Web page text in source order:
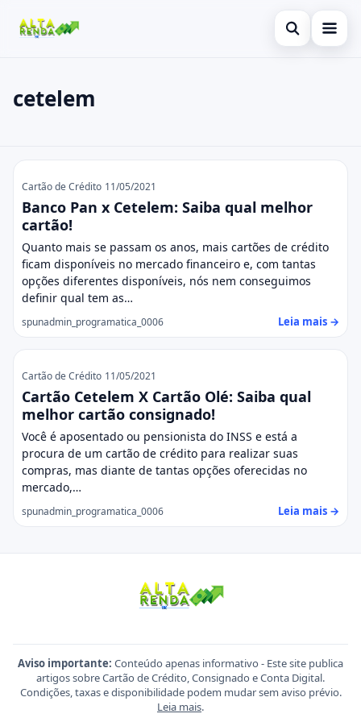
Abrir busca
Conta Digital
Empréstimo
Finanças
Imóvel
Legal
Pressione Enter para buscar ou ESC para fechar.
cetelem
cetelem
Cartão de Crédito 11/05/2021
Banco Pan x Cetelem: Saiba qual melhor
cartão!
Quanto mais se passam os anos, mais cartões de crédito
ficam disponíveis no mercado financeiro e, com tantas
opções diferentes disponíveis, nós nem conseguimos
definir qual tem as…
spunadmin_programatica_0006 Leia mais →
Cartão de Crédito 11/05/2021
Cartão Cetelem X Cartão Olé: Saiba qual
melhor cartão consignado!
Você é aposentado ou pensionista do INSS e está a
procura de um cartão de crédito para realizar suas
compras, mas diante de tantas opções oferecidas no
mercado,…
spunadmin_programatica_0006 Leia mais →
Aviso importante: Conteúdo apenas informativo - Este site publica
artigos sobre Cartão de Crédito, Consignado e Conta Digital.
Condições, taxas e disponibilidade podem mudar sem aviso prévio.
Leia mais.